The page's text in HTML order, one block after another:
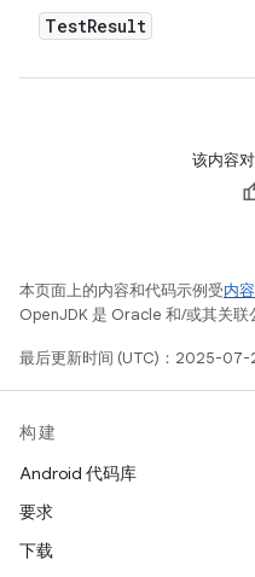
TestResult
该内容
本页面上的内容和代码示例受内
OpenJDK 是 Oracle 和/或其关联
最后更新时间 (UTC)：2025-07-
构建
Android 代码库
要求
下载